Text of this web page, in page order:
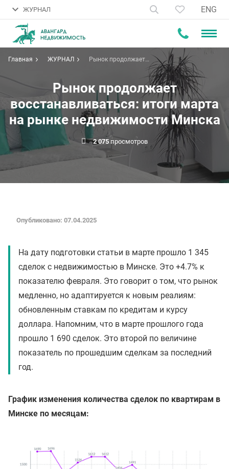
ЖУРНАЛ ENG
Главная ЖУРНАЛ
Рынок продолжает
восстанавливаться: итоги марта
на рынке недвижимости Минска
Рынок продолжает
восстанавливаться: итоги марта
на рынке недвижимости Минска
2 075 просмотров
Опубликовано: 07.04.2025
На дату подготовки статьи в марте прошло 1 345
сделок с недвижимостью в Минске. Это +4.7% к
показателю февраля. Это говорит о том, что рынок
медленно, но адаптируется к новым реалиям:
обновленным ставкам по кредитам и курсу
доллара. Напомним, что в марте прошлого года
прошло 1 690 сделок. Это второй по величине
показатель по прошедшим сделкам за последний
год.
График изменения количества сделок по квартирам в
Минске по месяцам: